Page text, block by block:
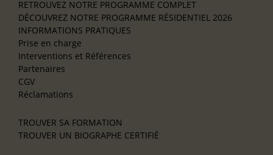
RETROUVEZ NOTRE PROGRAMME COMPLET
DÉCOUVREZ NOTRE PROGRAMME RÉSIDENTIEL 2026
INFORMATIONS PRATIQUES
Prise en charge
Interventions et Références
Partenaires
CGV
Réclamations
TROUVER SA FORMATION
TROUVER UN BIOGRAPHE CERTIFIÉ